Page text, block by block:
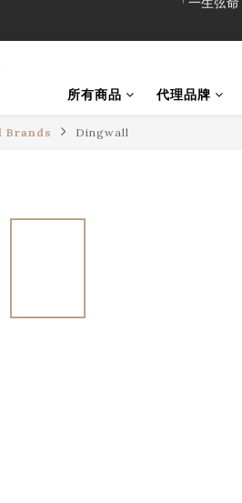
所有商品
代理品牌
Brands Dingwall